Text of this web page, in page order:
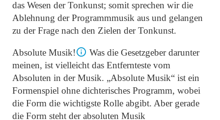
das Wesen der Tonkunst; somit sprechen wir die
Ablehnung der Programmmusik aus und gelangen
zu der Frage nach den Zielen der Tonkunst.
Absolute Musik!
Was die Gesetzgeber darunter
meinen, ist vielleicht das Entfernteste vom
Absoluten in der Musik. „Absolute Musik“ ist ein
Formenspiel ohne dichterisches Programm, wobei
die Form die wichtigste Rolle abgibt. Aber gerade
die Form steht der absoluten Musik